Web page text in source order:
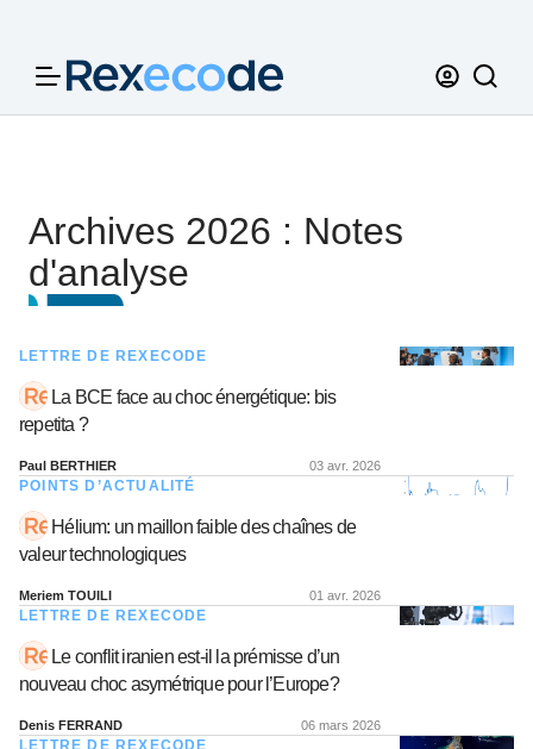
Archives 2026 : Notes
d'analyse
LETTRE DE REXECODE
La BCE face au choc énergétique: bis
repetita ?
Paul BERTHIER 03 avr. 2026
POINTS D’ACTUALITÉ
Hélium: un maillon faible des chaînes de
valeur technologiques
Meriem TOUILI 01 avr. 2026
LETTRE DE REXECODE
Le conflit iranien est-il la prémisse d’un
nouveau choc asymétrique pour l’Europe?
Denis FERRAND 06 mars 2026
LETTRE DE REXECODE